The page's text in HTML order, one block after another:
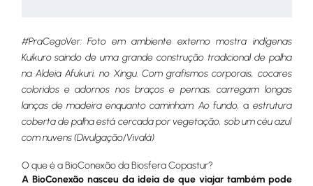
#PraCegoVer: Foto em ambiente externo mostra indígenas
Kuikuro saindo de uma grande construção tradicional de palha
na Aldeia Afukuri, no Xingu. Com grafismos corporais, cocares
coloridos e adornos nos braços e pernas, carregam longas
lanças de madeira enquanto caminham. Ao fundo,a estrutura
coberta de palha está cercada por vegetação, sob um céu azul
com nuvens (Divulgação/Vivalá)
O que é a BioConexão da Biosfera Copastur?
A BioConexão nasceu da ideia de que viajar também pode